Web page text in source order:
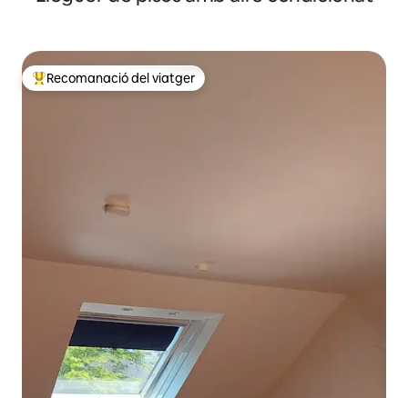
Principals recomanacions dels viatgers
Recomanació del viatger